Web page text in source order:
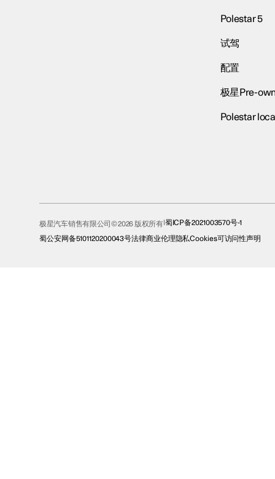
Polestar 5
试驾
配置
极星Pre-
Polestar
极星汽车销售有限公司© 2026 版权所有 蜀ICP备2021003570号-1
蜀公安网备5101120200043号法律商业伦理隐私Cookies可访问性声明